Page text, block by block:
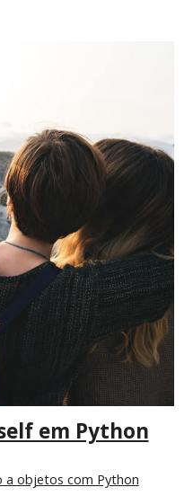
em Python
a objetos com Python